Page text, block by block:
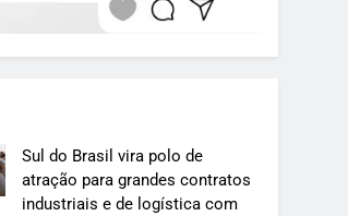
Sul do Brasil vira polo de
atração para grandes contratos
industriais e de logística com